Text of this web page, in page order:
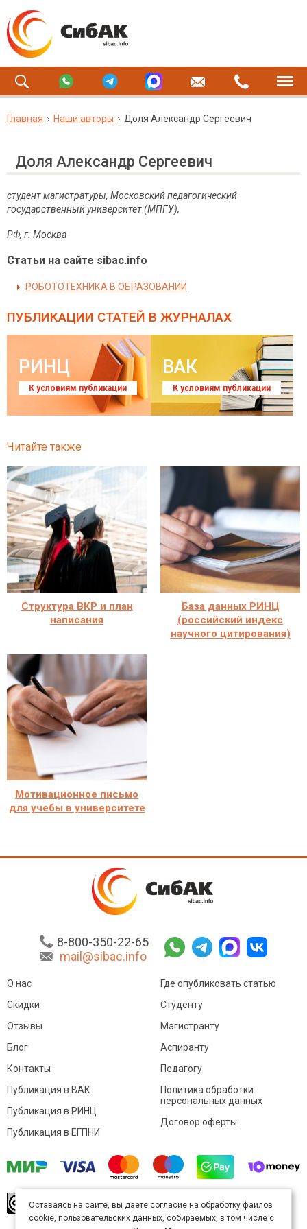
Главная Наши авторы Доля Александр Сергеевич
Доля Александр Сергеевич
студент магистратуры, Московский педагогический
государственный университет (МПГУ),
РФ, г. Москва
Статьи на сайте sibac.info
РОБОТОТЕХНИКА В ОБРАЗОВАНИИ
ПУБЛИКАЦИИ СТАТЕЙ В ЖУРНАЛАХ
РИНЦ
К условиям публикации
ВАК
К условиям публикации
Читайте также
Структура ВКР и план
написания
База данных РИНЦ
(российский индекс
научного цитирования)
Мотивационное письмо
для учебы в университете
8-800-350-22-65
mail@sibac.info
О нас
Скидки
Отзывы
Блог
Контакты
Где опубликовать статью
Студенту
Магистранту
Аспиранту
Педагогу
Публикация в ВАК
Публикация в РИНЦ
Публикация в ЕГПНИ
Политика обработки
персональных данных
Договор оферты
произведение доступно полицензии Creative
Commons «Attribution» («Атрибуция») 4.0
Оставаясь на сайте, вы даете согласие на обработку файлов
cookie, пользовательских данных, собираемых, в том числе с